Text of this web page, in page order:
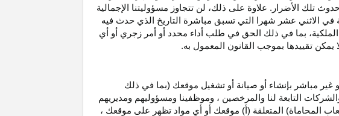
حدوث تلك الأضرار. علاوة على ذلك، لن تتجاوز مسؤوليتنا الإجمالية
في الاثني عشر شهرا التي تسبق مباشرة التاريخ الذي حدث فيه
بما في ذلك الحق في طلب أداء محدد أو أمر زجري أو أي
تقييدها بموجب القانون المعمول به.
مباشر بإنشاء أو صيانة أو تشغيل موقعك (بما في ذلك
التابعة لنا والمرخصين ، وموظفينا ومسؤوليهم ومديريهم
المحاماة) المتعلقة (أ) موقعك أو أي مواد تظهر على موقعك ،